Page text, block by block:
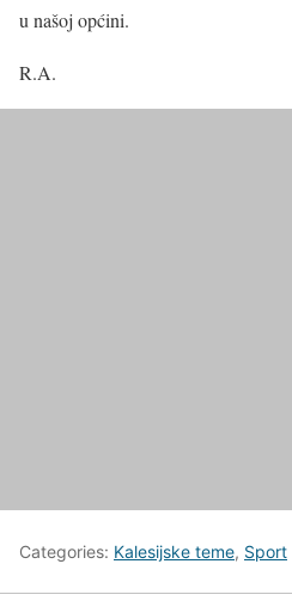
u našoj općini.
R.A.
Categories: Kalesijske teme, Sport